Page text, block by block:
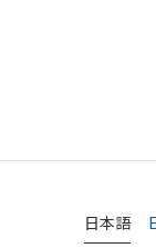
日本語